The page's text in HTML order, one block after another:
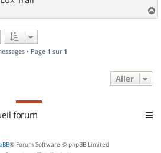
a
• Page 1 sur 1
Aller
forum
® Forum Software © phpBB Limited